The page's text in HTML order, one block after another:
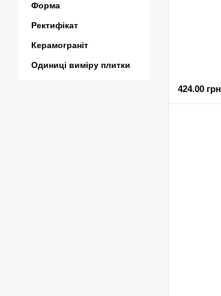
424.00 грн
Форма
Ректифікат
Керамограніт
Одиниці виміру плитки